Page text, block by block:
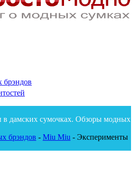
брэндов
в дамских сумочках. Обзоры модных
брэндов - Miu Miu - Эксперименты